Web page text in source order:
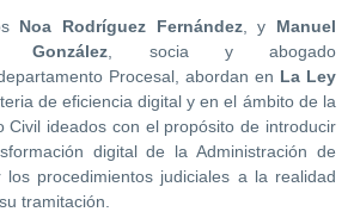
Noa Rodríguez Fernández, y Manuel
González , socia y abogado
Procesal, abordan en La Ley
de eficiencia digital y en el ámbito de la
Civil ideados con el propósito de introducir
digital de la Administración de
procedimientos judiciales a la realidad
tramitación.